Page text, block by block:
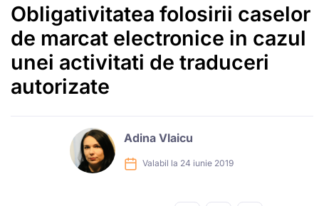
Obligativitatea folosirii caselor
de marcat electronice in cazul
unei activitati de traduceri
autorizate
Adina Vlaicu
Valabil la 24 iunie 2019